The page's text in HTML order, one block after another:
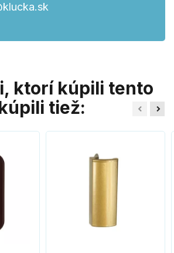
ktorí kúpili tento
tiež: